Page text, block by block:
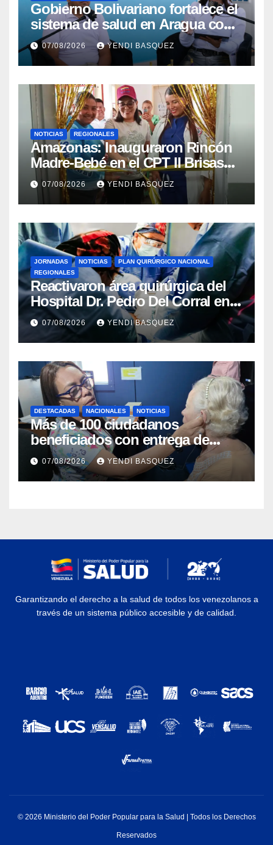
Gobierno Bolivariano fortalece el
sistema de salud en Aragua con
la reinauguración del CDI La
Mora
07/08/2026 YENDI BASQUEZ
NOTICIAS REGIONALES
​Amazonas: Inauguraron Rincón
Madre-Bebé en el CPT II Brisas
del Aeropuerto ​Inauguraron
Rincón
07/08/2026 YENDI BASQUEZ
JORNADAS NOTICIAS
PLAN QUIRÚRGICO NACIONAL
REGIONALES
Reactivaron área quirúrgica del
Hospital Dr. Pedro Del Corral en
Guárico
07/08/2026 YENDI BASQUEZ
DESTACADAS NACIONALES NOTICIAS
Más de 100 ciudadanos
beneficiados con entrega de
prótesis auditivas en el Centro de
Rehabilitación J.J. Arvelo
07/08/2026 YENDI BASQUEZ
Garantizando el derecho a la salud de todos los venezolanos a
través de un sistema público accesible y de calidad.
© 2026 Ministerio del Poder Popular para la Salud | Todos los Derechos
Reservados